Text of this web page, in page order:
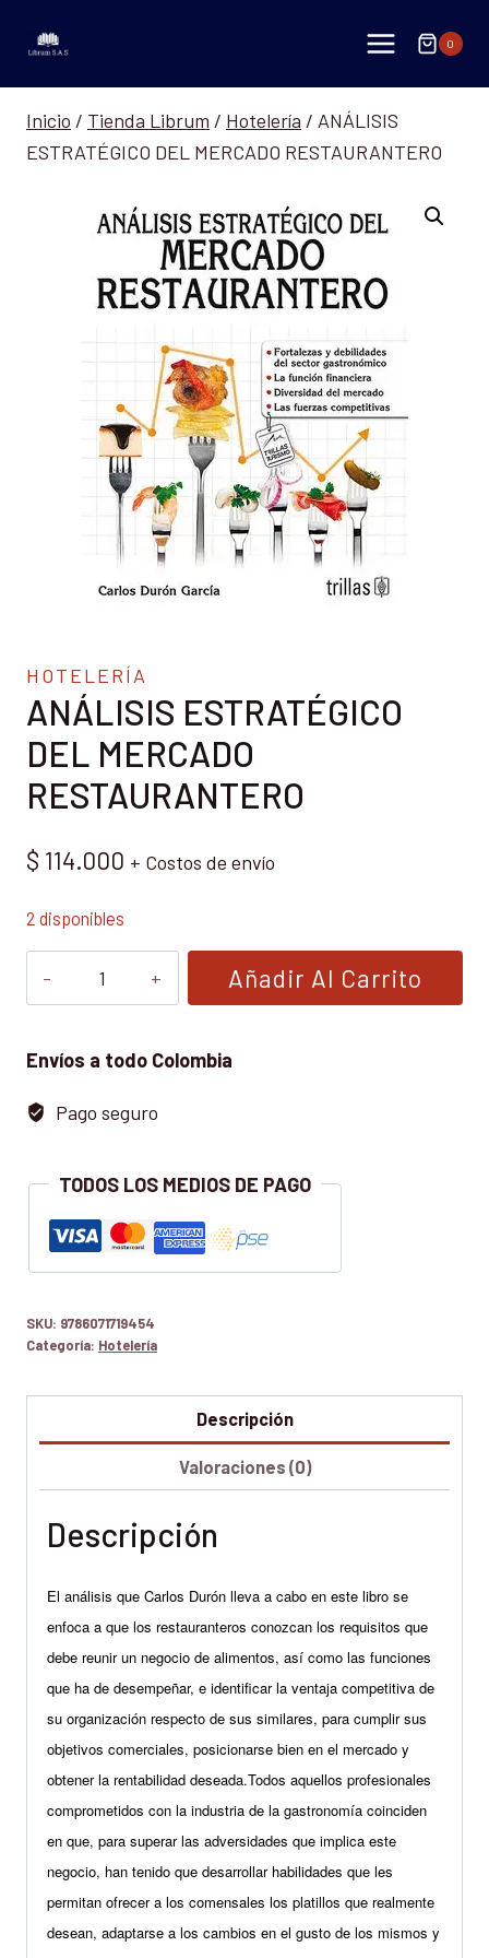
0
Inicio / Tienda Librum / Hotelería / ANÁLISIS
ESTRATÉGICO DEL MERCADO RESTAURANTERO
HOTELERÍA
ANÁLISIS ESTRATÉGICO
DEL MERCADO
RESTAURANTERO
$ 114.000 + Costos de envío
2 disponibles
MERCADO
cantidad
Añadir Al Carrito
Envíos a todo Colombia
Pago seguro
TODOS LOS MEDIOS DE PAGO
SKU: 9786071719454
Categoría: Hotelería
Descripción
Valoraciones (0)
Descripción
El análisis que Carlos Durón lleva a cabo en este libro se
enfoca a que los restauranteros conozcan los requisitos que
debe reunir un negocio de alimentos, así como las funciones
que ha de desempeñar, e identificar la ventaja competitiva de
su organización respecto de sus similares, para cumplir sus
objetivos comerciales, posicionarse bien en el mercado y
obtener la rentabilidad deseada.Todos aquellos profesionales
comprometidos con la industria de la gastronomía coinciden
en que, para superar las adversidades que implica este
negocio, han tenido que desarrollar habilidades que les
permitan ofrecer a los comensales los platillos que realmente
desean, adaptarse a los cambios en el gusto de los mismos y